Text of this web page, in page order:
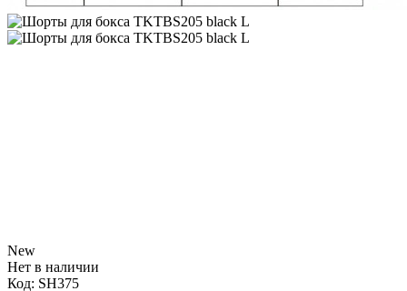
New
Нет в наличии
Код: SH375